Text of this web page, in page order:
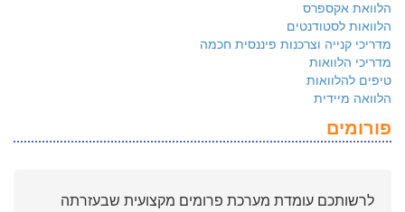
הלוואת אקספרס
הלוואות לסטודנטים
מדריכי קנייה וצרכנות פיננסית חכמה
מדריכי הלוואות
טיפים להלוואות
הלוואה מיידית
פורומים
לרשותכם עומדת מערכת פרומים מקצועית שבעזרתה